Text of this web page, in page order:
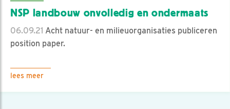
NSP landbouw onvolledig en ondermaats
06.09.21 Acht natuur- en milieuorganisaties publiceren
position paper.
lees meer